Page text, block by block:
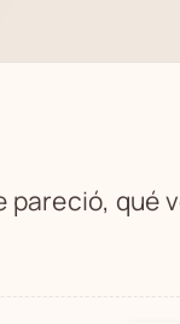
pareció, qué